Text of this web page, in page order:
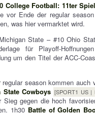
College Football: 11ter
vor Ende der regular
was hier vermarktet wird.
State – #10 Ohio
für Playoff-
um den Titel der ACC-
regular season kommen
State Cowboys [SPORT1 US |
Sieg gegen die hoch
1h30 Battle of Golden